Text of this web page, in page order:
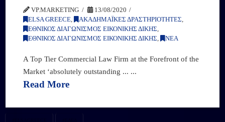
VP.MARKETING
13/08/2020
ELSA GREECE
ΑΚΑΔΗΜΑΪΚΕΣ ΔΡΑΣΤΗΡΙΟΤΗΤΕΣ
ΕΘΝΙΚΟΣ ΔΙΑΓΩΝΙΣΜΟΣ ΕΙΚΟΝΙΚΗΣ ΔΙΚΗΣ
ΕΘΝΙΚΟΣ ΔΙΑΓΩΝΙΣΜΟΣ ΕΙΚΟΝΙΚΗΣ ΔΙΚΗΣ
ΝΕΑ
A Top Tier Commercial Law Firm at the Forefront of the
Market ‘absolutely outstanding ... ...
Read More